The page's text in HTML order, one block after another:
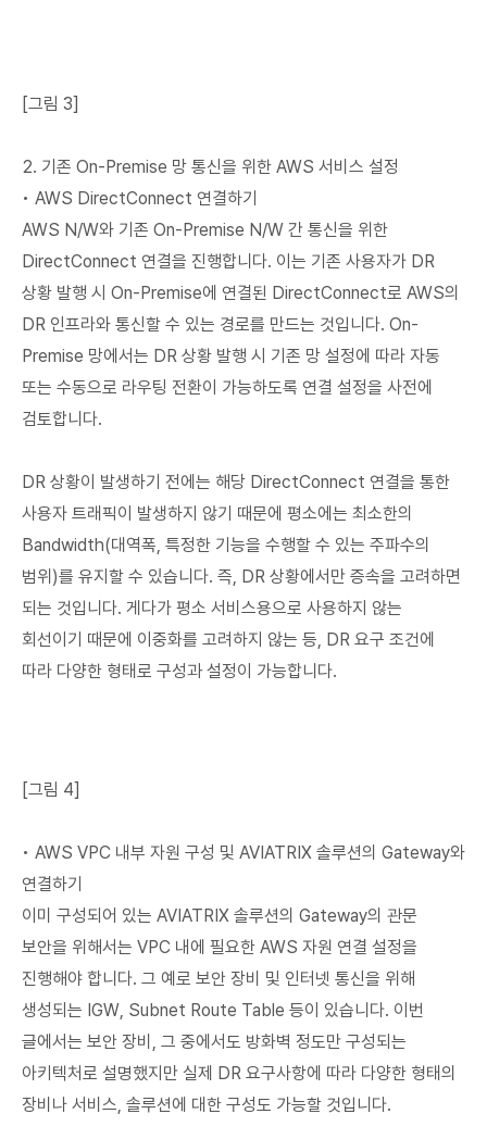
[그림 3]
2. 기존 On-Premise 망 통신을 위한 AWS 서비스 설정
• AWS DirectConnect 연결하기
AWS N/W와 기존 On-Premise N/W 간 통신을 위한
DirectConnect 연결을 진행합니다. 이는 기존 사용자가 DR
상황 발행 시 On-Premise에 연결된 DirectConnect로 AWS의
DR 인프라와 통신할 수 있는 경로를 만드는 것입니다. On-
Premise 망에서는 DR 상황 발행 시 기존 망 설정에 따라 자동
또는 수동으로 라우팅 전환이 가능하도록 연결 설정을 사전에
검토합니다.
DR 상황이 발생하기 전에는 해당 DirectConnect 연결을 통한
사용자 트래픽이 발생하지 않기 때문에 평소에는 최소한의
Bandwidth(대역폭, 특정한 기능을 수행할 수 있는 주파수의
범위)를 유지할 수 있습니다. 즉, DR 상황에서만 증속을 고려하면
되는 것입니다. 게다가 평소 서비스용으로 사용하지 않는
회선이기 때문에 이중화를 고려하지 않는 등, DR 요구 조건에
따라 다양한 형태로 구성과 설정이 가능합니다.
[그림 4]
• AWS VPC 내부 자원 구성 및 AVIATRIX 솔루션의 Gateway와
연결하기
이미 구성되어 있는 AVIATRIX 솔루션의 Gateway의 관문
보안을 위해서는 VPC 내에 필요한 AWS 자원 연결 설정을
진행해야 합니다. 그 예로 보안 장비 및 인터넷 통신을 위해
생성되는 IGW, Subnet Route Table 등이 있습니다. 이번
글에서는 보안 장비, 그 중에서도 방화벽 정도만 구성되는
아키텍처로 설명했지만 실제 DR 요구사항에 따라 다양한 형태의
장비나 서비스, 솔루션에 대한 구성도 가능할 것입니다.